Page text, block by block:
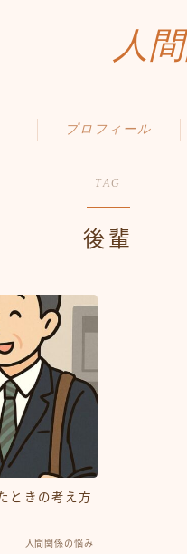
人
プロフィール
TAG
後輩
ときの考え方
人間関係の悩み